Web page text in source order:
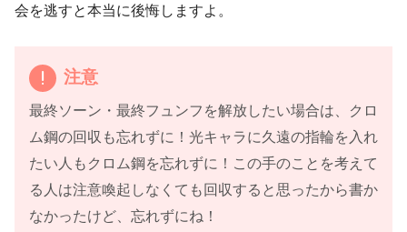
会を逃すと本当に後悔しますよ。
注意
最終ソーン・最終フュンフを解放したい場合は、クロ
ム鋼の回収も忘れずに！光キャラに久遠の指輪を入れ
たい人もクロム鋼を忘れずに！この手のことを考えて
る人は注意喚起しなくても回収すると思ったから書か
なかったけど、忘れずにね！